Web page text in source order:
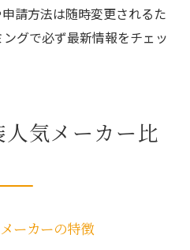
請方法は随時変更されるた
グで必ず最新情報をチェッ
気メーカー比
ーカーの特徴